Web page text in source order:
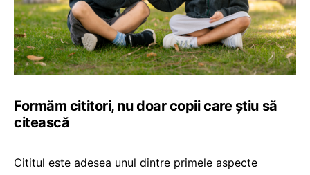
Formăm cititori, nu doar copii care știu să
citească
Cititul este adesea unul dintre primele aspecte